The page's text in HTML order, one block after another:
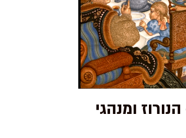
ומנהגי